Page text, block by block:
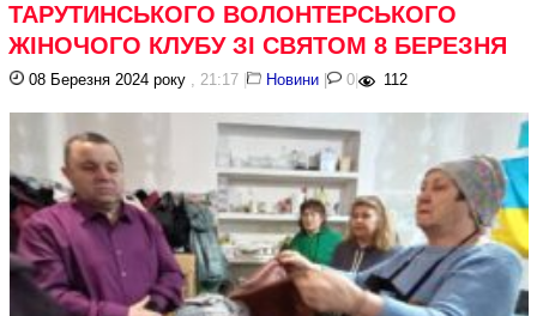
ТАРУТИНСЬКОГО ВОЛОНТЕРСЬКОГО
ЖІНОЧОГО КЛУБУ ЗІ СВЯТОМ 8 БЕРЕЗНЯ
08 Березня 2024 року , 21:17 | Новини | 0 | 112